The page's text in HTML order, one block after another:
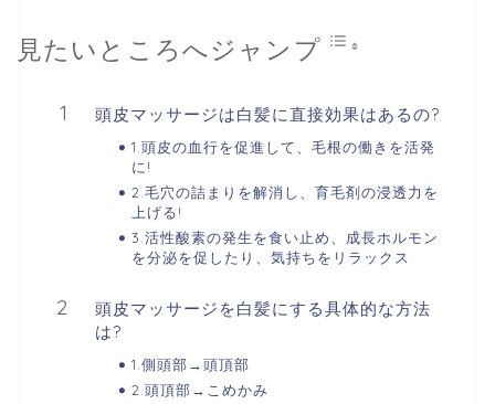
見たいところへジャンプ
頭皮マッサージは白髪に直接効果はあるの?
1.頭皮の血行を促進して、毛根の働きを活発
に!
2.毛穴の詰まりを解消し、育毛剤の浸透力を
上げる!
3.活性酸素の発生を食い止め、成長ホルモン
を分泌を促したり、気持ちをリラックス
頭皮マッサージを白髪にする具体的な方法
は?
1.側頭部→頭頂部
2.頭頂部→こめかみ